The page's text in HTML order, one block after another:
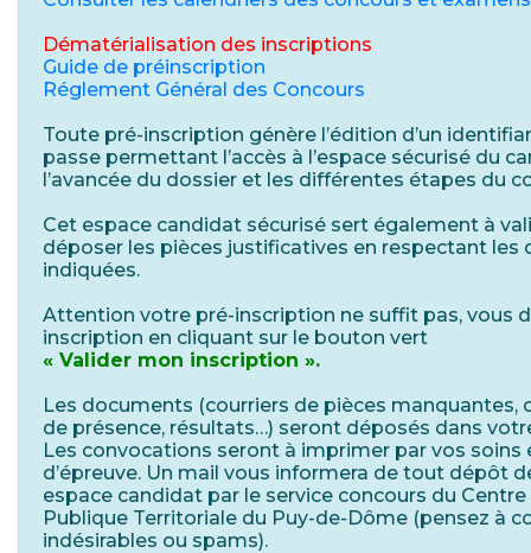
Dématérialisation des inscriptions
Guide de préinscription
Réglement Général des Concours
Toute pré-inscription génère l’édition d’un
passe permettant l’accès à l’espace sécurisé du
l’avancée du dossier et les différentes étapes du
Cet espace candidat sécurisé sert également à
déposer les pièces justificatives en respectant
indiquées.
Attention votre pré-inscription ne suffit pas, vous
inscription en cliquant sur le bouton vert
« Valider mon inscription ».
Les documents (courriers de pièces
de présence, résultats…) seront déposés dans
Les convocations seront à imprimer par vos soins
d’épreuve. Un mail vous informera de tout dépôt
espace candidat par le service concours du
Publique Territoriale du Puy-de-Dôme (pensez à
indésirables ou spams).